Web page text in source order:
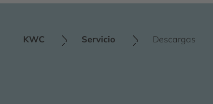
KWC Servicio Descargas